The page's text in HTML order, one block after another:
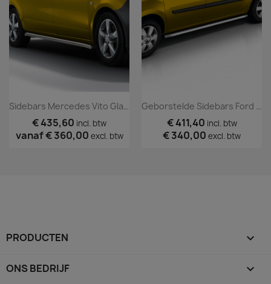
Sidebars Mercedes Vito Glans 2004+
€ 435,60 incl. btw
vanaf€ 360,00 excl. btw
Geborstelde Sidebars Ford Courier Tm 2023
€ 411,40 incl. btw
€ 340,00 excl. btw
PRODUCTEN 
ONS BEDRIJF 